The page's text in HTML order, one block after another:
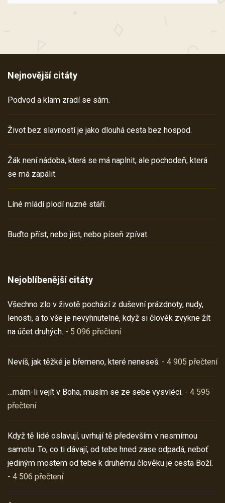
Nejnovější citáty
Podvod a klam zradí se sám.
Život bez slavností je jako dlouhá cesta bez hospod.
Žák není nádoba, která se má naplnit, ale pochodeň, která
se má zapálit.
Líné mládí plodí nuzné stáří.
Buďto příst, nebo jíst, nebo píseň zpívat.
Nejoblíbenější citáty
Všechno zlo v životě pochází z duševní prázdnoty, nudy,
lenosti, a to vše je nevyhnutelné, když si člověk zvykne žít
na účet druhých. - 5 096 přečtení
Nevíš, jak těžké je břemeno, které neneseš. - 4 905 přečtení
…mám-li vejít v Boha, musím se ze sebe vysvléci. - 4 595
přečtení
Když tě lidé oslavují, uvrhují tě především v nesmírnou
samotu. To, co ti dávají, od tebe hned zase odpadá, neboť
jediným mostem od tebe k druhému člověku je cesta Boží.
- 4 506 přečtení